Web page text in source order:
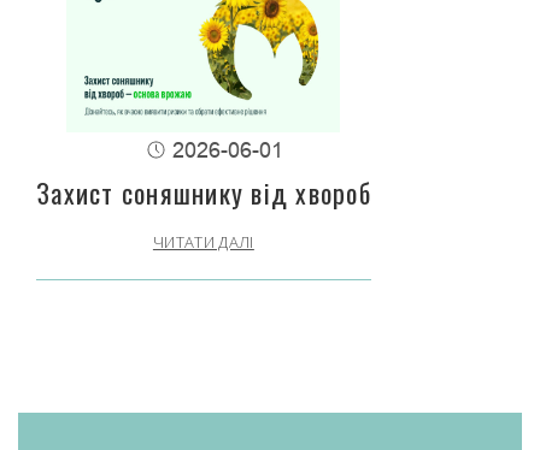
2026-06-01
Захист соняшнику від хвороб
ЧИТАТИ ДАЛІ